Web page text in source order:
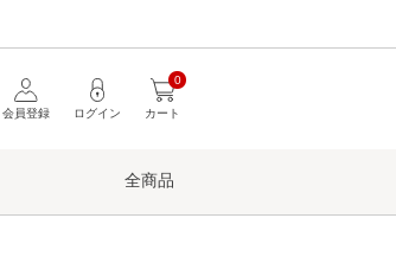
カート
0
ログイン
会員登録
全商品